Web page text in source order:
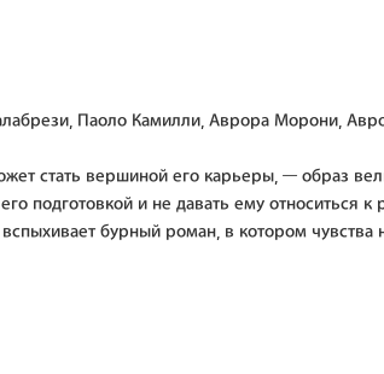
Паоло Камилли, Аврора Морони,
стать вершиной его карьеры, — образ
подготовкой и не давать ему относиться
бурный роман, в котором